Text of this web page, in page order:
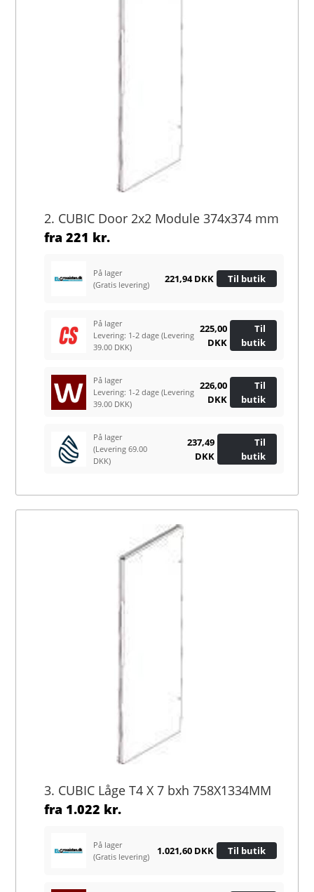
2. CUBIC Door 2x2 Module 374x374 mm
fra221 kr.
På lager
(Gratis levering)
221,94 DKK Til butik
På lager
Levering: 1-2 dage(Levering
39.00 DKK)
225,00
DKK
Til
butik
På lager
Levering: 1-2 dage(Levering
39.00 DKK)
226,00
DKK
Til
butik
På lager
(Levering 69.00
DKK)
237,49
DKK
Til
butik
3. CUBIC Låge T4 X 7 bxh 758X1334MM
fra 1.022 kr.
På lager
(Gratis levering)
1.021,60 DKK Til butik